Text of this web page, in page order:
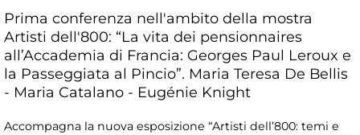
Prima conferenza nell'ambito della mostra
Artisti dell'800: “La vita dei pensionnaires
all’Accademia di Francia: Georges Paul Leroux e
la Passeggiata al Pincio”. Maria Teresa De Bellis
- Maria Catalano - Eugénie Knight
Accompagna la nuova esposizione “Artisti dell’800: temi e